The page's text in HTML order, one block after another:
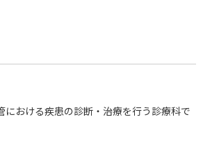
における疾患の診断・治療を行う診療科で